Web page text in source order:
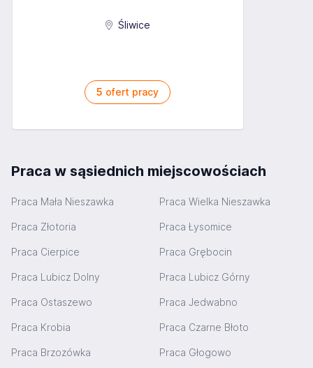
Śliwice
5 ofert pracy
Praca w sąsiednich miejscowościach
Praca Mała Nieszawka Praca Wielka Nieszawka
Praca Złotoria Praca Łysomice
Praca Cierpice Praca Grębocin
Praca Lubicz Dolny Praca Lubicz Górny
Praca Ostaszewo Praca Jedwabno
Praca Krobia Praca Czarne Błoto
Praca Brzozówka Praca Głogowo